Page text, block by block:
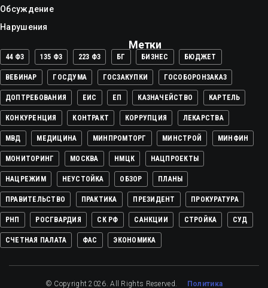
Обсуждение
Нарушения
Метки
44 ФЗ 135 ФЗ 223 ФЗ БГ БИЗНЕС БЮДЖЕТ
ВЕБИНАР ГОСДУМА ГОСЗАКУПКИ ГОСОБОРОНЗАКАЗ
ДОПТРЕБОВАНИЯ ЕИС ЕП КАЗНАЧЕЙСТВО КАРТЕЛЬ
КОНКУРЕНЦИЯ КОНТРАКТ КОРРУПЦИЯ ЛЕКАРСТВА
МВД МЕДИЦИНА МИНПРОМТОРГ МИНСТРОЙ МИНФИН
МОНИТОРИНГ МОСКВА НМЦК НАЦПРОЕКТЫ
НАЦРЕЖИМ НЕУСТОЙКА ОБЗОР ПЛАНЫ
ПРАВИТЕЛЬСТВО ПРАКТИКА ПРЕЗИДЕНТ ПРОКУРАТУРА
РНП РОСГВАРДИЯ СК РФ САНКЦИИ СТРОЙКА СУД
СЧЕТНАЯ ПАЛАТА ФАС ЭКОНОМИКА
© Copyright 2026. All Rights Reserved. Политика